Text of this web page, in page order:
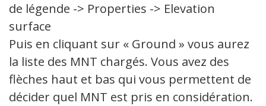
de légende -> Properties -> Elevation
surface
Puis en cliquant sur « Ground » vous aurez
la liste des MNT chargés. Vous avez des
flèches haut et bas qui vous permettent de
décider quel MNT est pris en considération.